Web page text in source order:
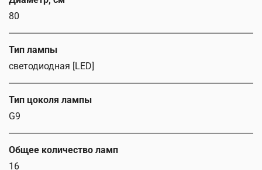
80
Тип лампы
светодиодная [LED]
Тип цоколя лампы
G9
Общее количество ламп
16